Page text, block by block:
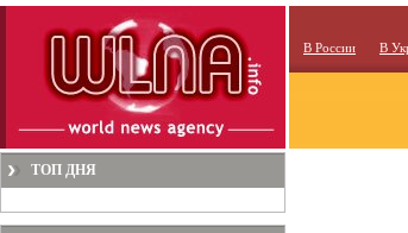
В России В
ТОП ДНЯ